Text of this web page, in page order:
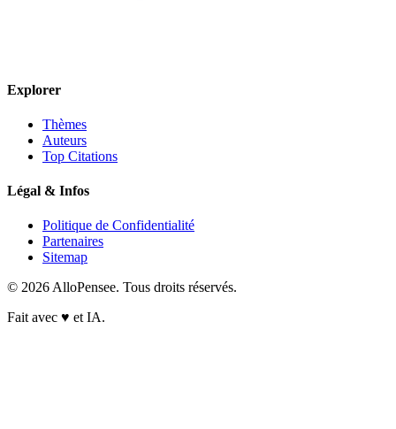
Explorer
Thèmes
Auteurs
Top Citations
Légal & Infos
Politique de Confidentialité
Partenaires
Sitemap
© 2026 AlloPensee. Tous droits réservés.
Fait avec ♥ et IA.